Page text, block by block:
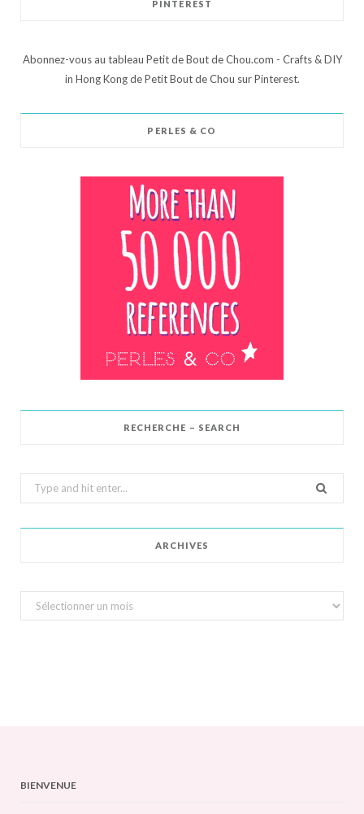
PINTEREST
Abonnez-vous au tableau Petit de Bout de Chou.com - Crafts & DIY
in Hong Kong de Petit Bout de Chou sur Pinterest.
PERLES & CO
RECHERCHE – SEARCH
Search
for:
ARCHIVES
Archives
BIENVENUE